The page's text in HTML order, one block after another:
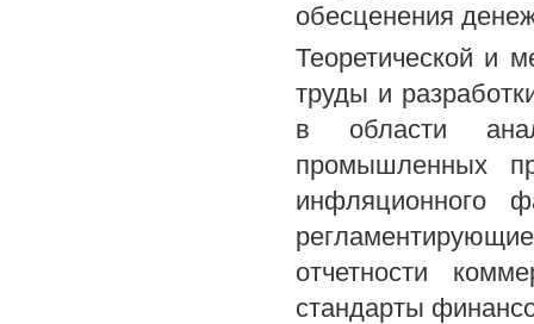
обесценения
Теоретической и
труды и
в области
промышленных
инфляционного
отчетности
стандарты